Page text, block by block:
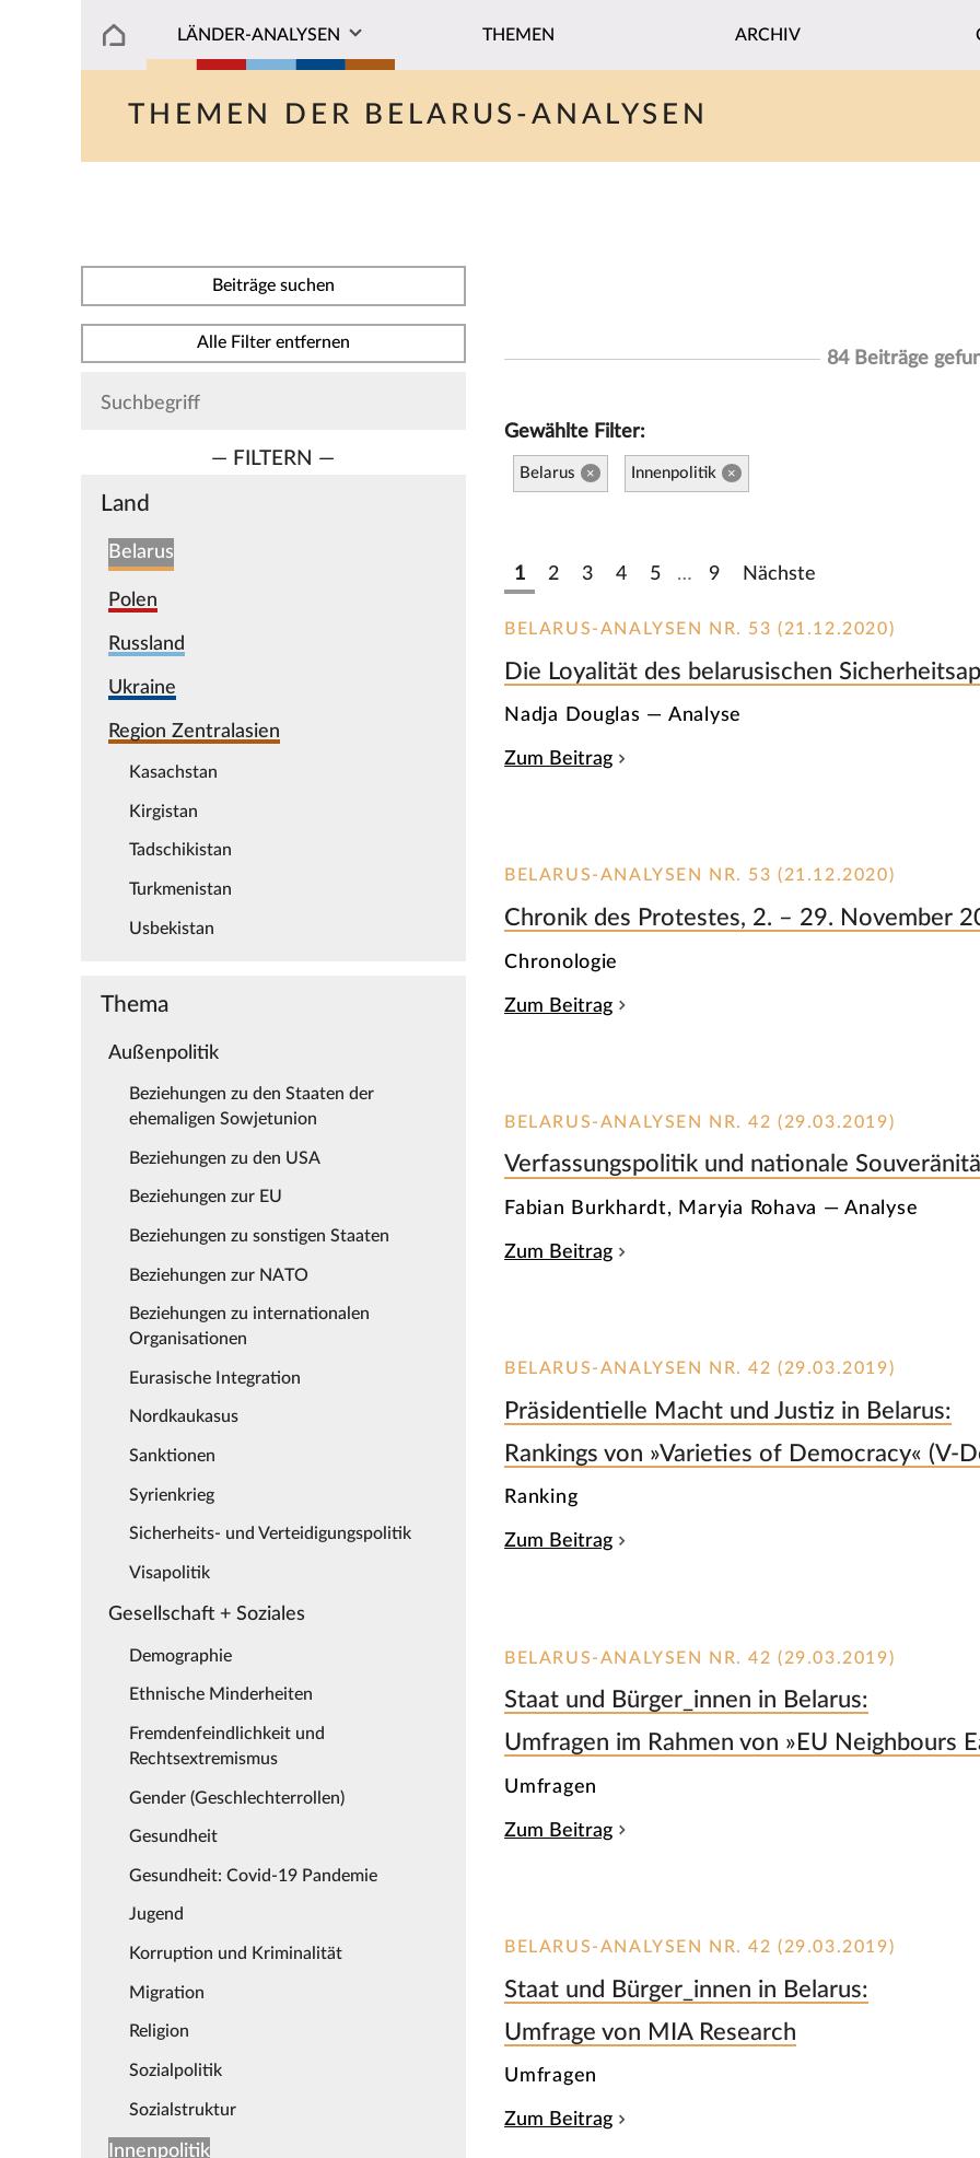
LÄNDER-ANALYSEN THEMEN ARCHIV
THEMEN DER BELARUS-ANALYSEN
Beiträge suchen
Alle Filter entfernen
— FILTERN —
Land
Belarus
Polen
Russland
Ukraine
Region Zentralasien
Kasachstan
Kirgistan
Tadschikistan
Turkmenistan
Usbekistan
Thema
Außenpolitik
Beziehungen zu den Staaten der
ehemaligen Sowjetunion
Beziehungen zu den USA
Beziehungen zur EU
Beziehungen zu sonstigen Staaten
Beziehungen zur NATO
Beziehungen zu internationalen
Organisationen
Eurasische Integration
Nordkaukasus
Sanktionen
Syrienkrieg
Sicherheits- und Verteidigungspolitik
Visapolitik
Gesellschaft + Soziales
Demographie
Ethnische Minderheiten
Fremdenfeindlichkeit und
Rechtsextremismus
Gender (Geschlechterrollen)
Gesundheit
Gesundheit: Covid-19 Pandemie
Jugend
Korruption und Kriminalität
Migration
Religion
Sozialpolitik
Sozialstruktur
Innenpolitik
84 Beiträge
Gewählte Filter:
Belarus × Innenpolitik ×
1 2 3 4 5 … 9 Nächste
BELARUS-ANALYSEN NR. 53 (21.12.2020)
Die Loyalität des belarusischen
Nadja Douglas — Analyse
Zum Beitrag
BELARUS-ANALYSEN NR. 53 (21.12.2020)
Chronik des Protestes, 2. – 29. November
Chronologie
Zum Beitrag
BELARUS-ANALYSEN NR. 42 (29.03.2019)
Verfassungspolitik und nationale
Fabian Burkhardt, Maryia Rohava — Analyse
Zum Beitrag
BELARUS-ANALYSEN NR. 42 (29.03.2019)
Präsidentielle Macht und Justiz in Belarus:
Rankings von »Varieties of Democracy« (V-
Ranking
Zum Beitrag
BELARUS-ANALYSEN NR. 42 (29.03.2019)
Staat und Bürger_innen in Belarus:
Umfragen im Rahmen von »EU Neighbours
Umfragen
Zum Beitrag
BELARUS-ANALYSEN NR. 42 (29.03.2019)
Staat und Bürger_innen in Belarus:
Umfrage von MIA Research
Umfragen
Zum Beitrag